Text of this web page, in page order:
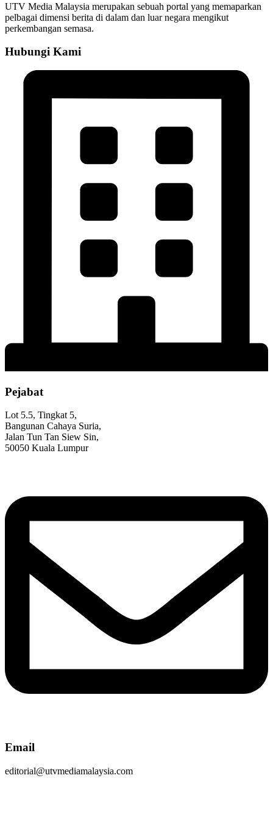
UTV Media Malaysia merupakan sebuah portal yang memaparkan
pelbagai dimensi berita di dalam dan luar negara mengikut
perkembangan semasa.
Hubungi Kami
Pejabat
Lot 5.5, Tingkat 5,
Bangunan Cahaya Suria,
Jalan Tun Tan Siew Sin,
50050 Kuala Lumpur
Email
editorial@utvmediamalaysia.com